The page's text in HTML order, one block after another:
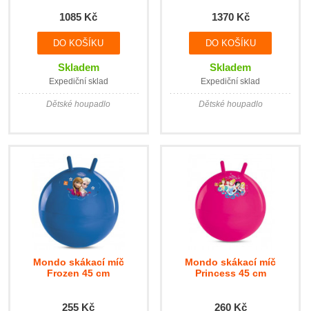
1085 Kč
Skladem
Expediční sklad
Dětské houpadlo
1370 Kč
Skladem
Expediční sklad
Dětské houpadlo
Mondo skákací míč
Frozen 45 cm
255 Kč
Mondo skákací míč
Princess 45 cm
260 Kč